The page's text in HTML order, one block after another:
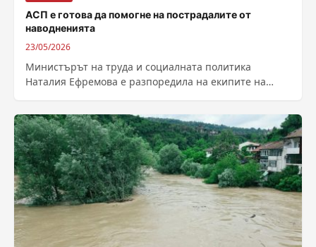
АСП е готова да помогне на пострадалите от
наводненията
23/05/2026
Министърът на труда и социалната политика
Наталия Ефремова е разпоредила на екипите на